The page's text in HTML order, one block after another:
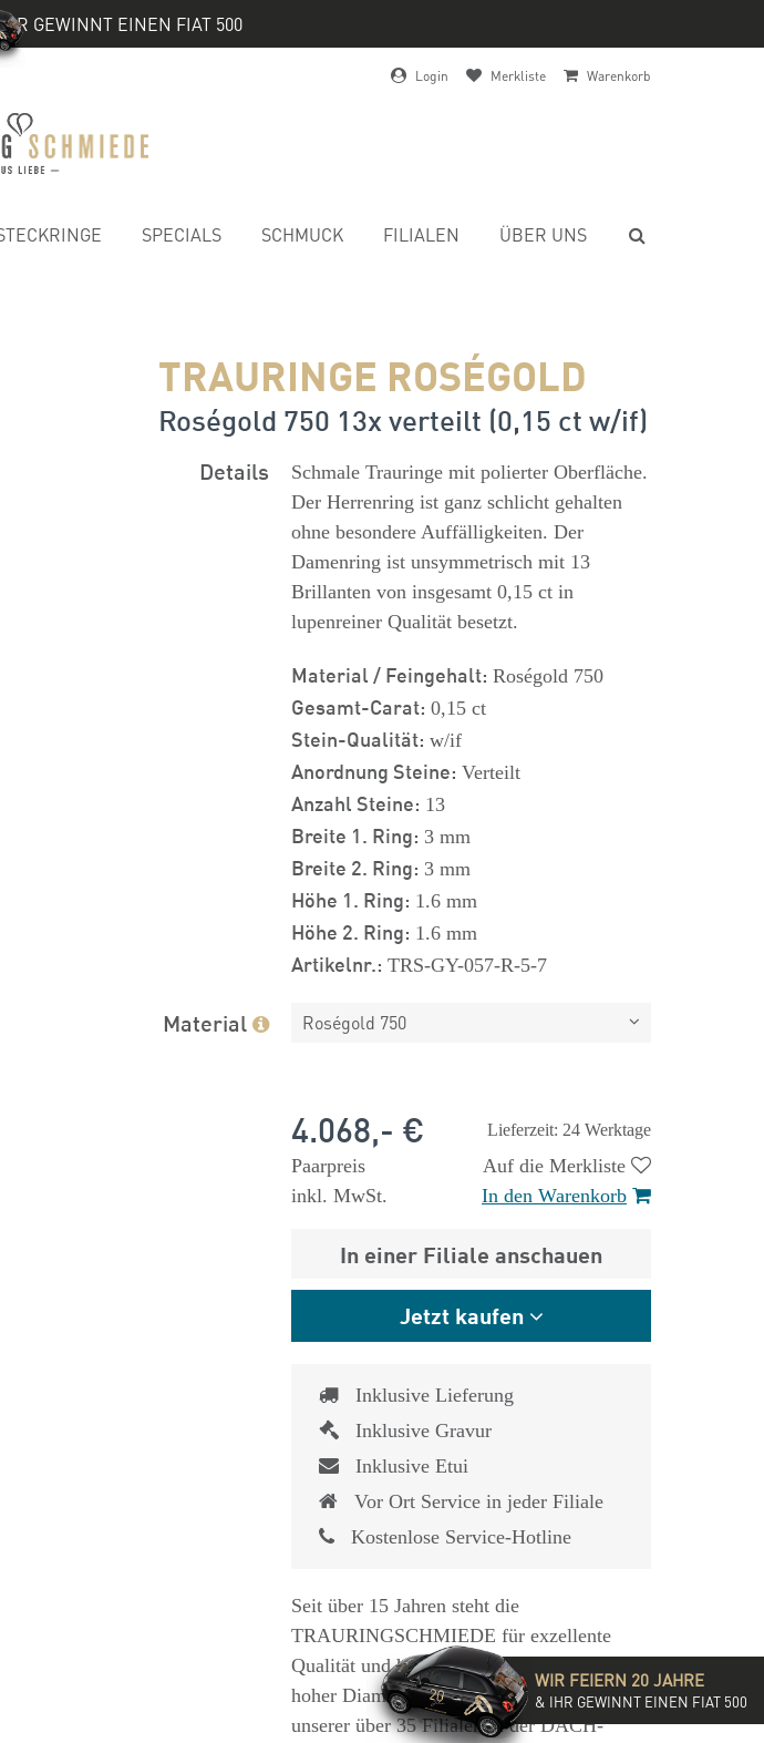
GEWINNT EINEN FIAT 500
Login Merkliste Warenkorb
SPECIALS SCHMUCK FILIALEN ÜBER UNS
TRAURINGE ROSÉGOLD
Roségold 750 13x verteilt (0,15 ct w/if)
Details
Schmale Trauringe mit polierter Oberfläche.
Der Herrenring ist ganz schlicht gehalten
ohne besondere Auffälligkeiten. Der
Damenring ist unsymmetrisch mit 13
Brillanten von insgesamt 0,15 ct in
lupenreiner Qualität besetzt.
Material / Feingehalt: Roségold 750
Gesamt-Carat: 0,15 ct
Stein-Qualität: w/if
Anordnung Steine: Verteilt
Anzahl Steine: 13
Breite 1. Ring: 3 mm
Breite 2. Ring: 3 mm
Höhe 1. Ring: 1.6 mm
Höhe 2. Ring: 1.6 mm
Artikelnr.: TRS-GY-057-R-5-7
Material Roségold 750
Lieferzeit: 24 Werktage
4.068,- €
Paarpreis
inkl. MwSt.
Auf die Merkliste
In den Warenkorb
In einer Filiale anschauen
Jetzt kaufen
Inklusive Lieferung
Inklusive Gravur
Inklusive Etui
Vor Ort Service in jeder Filiale
Kostenlose Service-Hotline
Seit über 15 Jahren steht die
TRAURINGSCHMIEDE für exzellente
Qualität und hochwertige Beratung mit
hoher Diamantkompetenz. Besucht eine
unserer über 35 Filialen in der DACH-
WIR FEIERN 20 JAHRE
& IHR GEWINNT EINEN FIAT 500